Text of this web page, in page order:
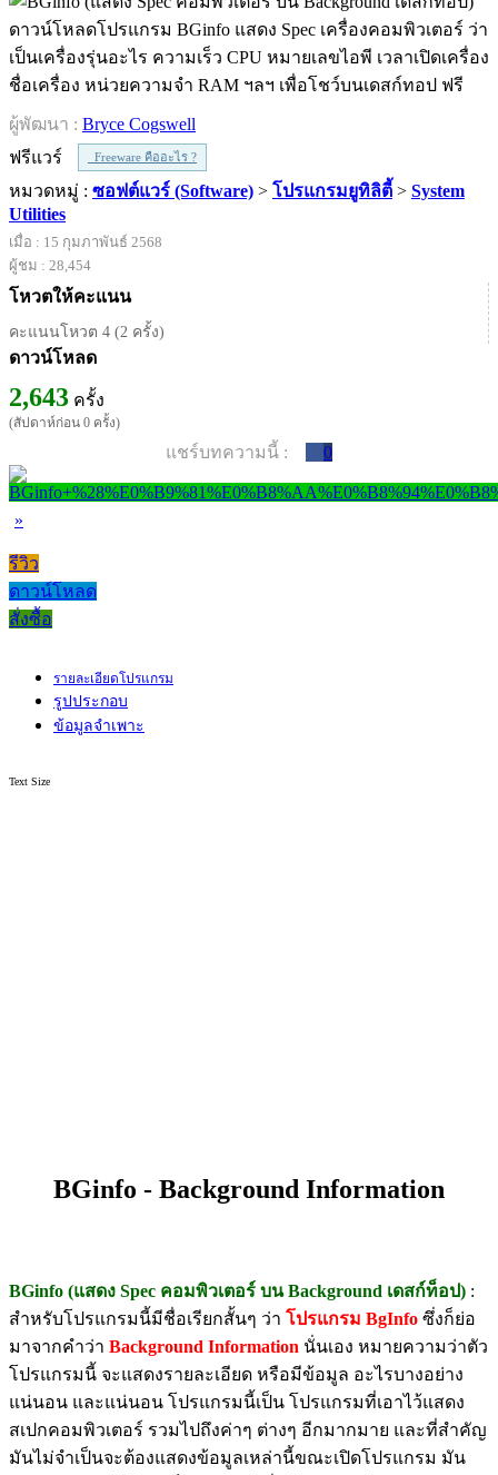
ดาวน์โหลดโปรแกรม BGinfo แสดง Spec เครื่องคอมพิวเตอร์ ว่า
เป็นเครื่องรุ่นอะไร ความเร็ว CPU หมายเลขไอพี เวลาเปิดเครื่อง
ชื่อเครื่อง หน่วยความจำ RAM ฯลฯ เพื่อโชว์บนเดสก์ทอป ฟรี
ผู้พัฒนา : Bryce Cogswell
ฟรีแวร์
Freeware คืออะไร ?
หมวดหมู่ : ซอฟต์แวร์ (Software) > โปรแกรมยูทิลิตี้ > System
Utilities
เมื่อ : 15 กุมภาพันธ์ 2568
ผู้ชม : 28,454
โหวตให้คะแนน
คะแนนโหวต 4 (2 ครั้ง)
ดาวน์โหลด
2,643 ครั้ง
(สัปดาห์ก่อน 0 ครั้ง)
แชร์บทความนี้ : 0
»
รีวิว
ดาวน์โหลด
สั่งซื้อ
รายละเอียดโปรแกรม
รูปประกอบ
ข้อมูลจำเพาะ
Text Size
BGinfo - Background Information
BGinfo (แสดง Spec คอมพิวเตอร์ บน Background เดสก์ท็อป) :
สำหรับโปรแกรมนี้มีชื่อเรียกสั้นๆ ว่า โปรแกรม BgInfo ซึ่งก็ย่อ
มาจากคำว่า Background Information นั่นเอง หมายความว่าตัว
โปรแกรมนี้ จะแสดงรายละเอียด หรือมีข้อมูล อะไรบางอย่าง
แน่นอน และแน่นอน โปรแกรมนี้เป็น โปรแกรมที่เอาไว้แสดง
สเปกคอมพิวเตอร์ รวมไปถึงค่าๆ ต่างๆ อีกมากมาย และที่สำคัญ
มันไม่จำเป็นจะต้องแสดงข้อมูลเหล่านี้ขณะเปิดโปรแกรม มัน